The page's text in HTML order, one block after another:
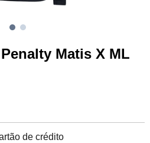
Matis X ML
de crédito